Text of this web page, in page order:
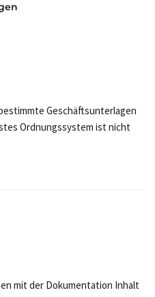
Geschäftsunterlagen
Ordnungssystem ist nicht
mit der Dokumentation Inhalt